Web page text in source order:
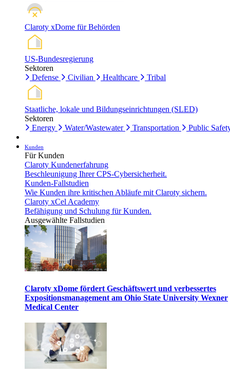
Claroty xDome für Behörden
US-Bundesregierung
Sektoren
Defense
Civilian Healthcare Tribal
Staatliche, lokale und Bildungseinrichtungen (SLED)
Sektoren
Energy
Water/Wastewater Transportation Public
Kunden
Für Kunden
Claroty Kundenerfahrung
Beschleunigung Ihrer CPS-Cybersicherheit.
Kunden-Fallstudien
Wie Kunden ihre kritischen Abläufe mit Claroty sichern.
Claroty xCel Academy
Befähigung und Schulung für Kunden.
Ausgewählte Fallstudien
Claroty xDome fördert Geschäftswert und verbessertes
Expositionsmanagement am Ohio State University Wexner
Medical Center